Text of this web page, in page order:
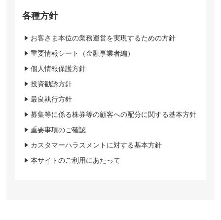
各種方針
お客さま本位の業務運営を実現するための方針
重要情報シート（金融事業者編）
個人情報保護方針
投資勧誘方針
最良執行方針
募集等に係る株券等の顧客への配分に関する基本方針
重要事項のご確認
カスタマーハラスメントに対する基本方針
本サイトのご利用にあたって